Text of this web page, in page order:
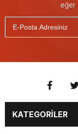
eğer
KATEGORİLER